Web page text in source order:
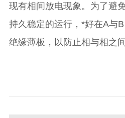
现有相间放电现象。为了避
持久稳定的运行，*好在A与
绝缘薄板，以防止相与相之